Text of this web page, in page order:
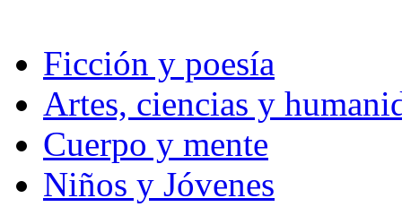
Ficción y poesía
Artes, ciencias y
Cuerpo y mente
Niños y Jóvenes